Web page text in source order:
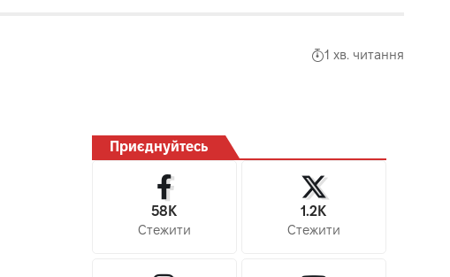
1 хв. читання
Приєднуйтесь
58K
Стежити
1.2K
Стежити